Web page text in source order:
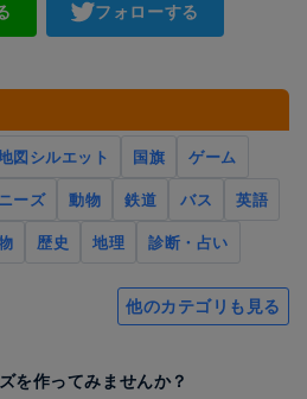
フォローする
図シルエット 国旗
ゲーム
ーズ 動物 鉄道 バス
英語
歴史 地理 診断・占い
他のカテゴリも見る
を作ってみませんか？